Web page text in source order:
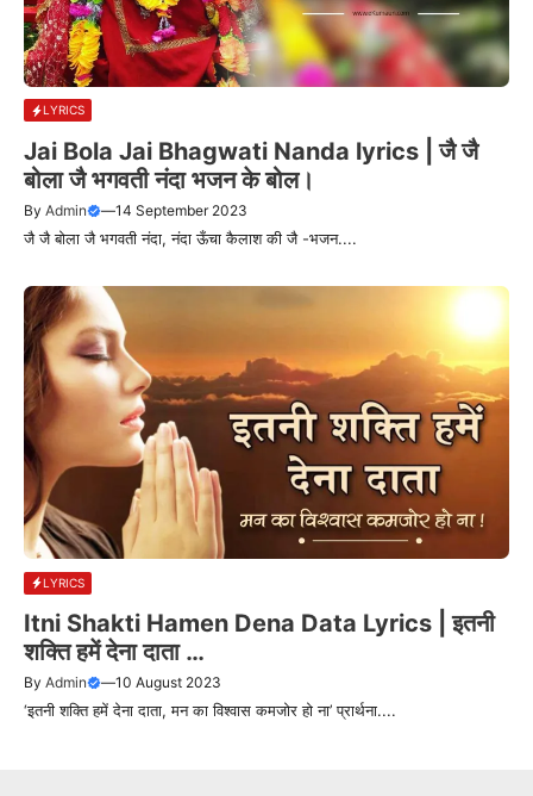
LYRICS
Jai Bola Jai Bhagwati Nanda lyrics | जै जै
बोला जै भगवती नंदा भजन के बोल।
By Admin —14 September 2023
जै जै बोला जै भगवती नंदा, नंदा ऊँचा कैलाश की जै -भजन....
LYRICS
Itni Shakti Hamen Dena Data Lyrics | इतनी
शक्ति हमें देना दाता …
By Admin —10 August 2023
‘इतनी शक्ति हमें देना दाता, मन का विश्वास कमजोर हो ना’ प्रार्थना....